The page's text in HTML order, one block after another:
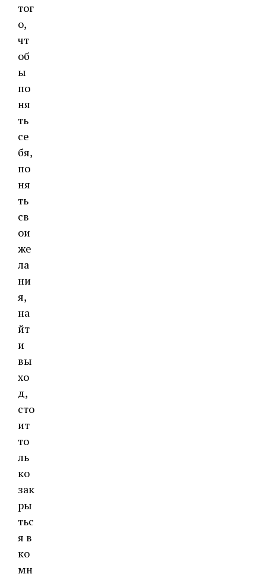
тог
о,
чт
об
ы
по
ня
ть
се
бя,
по
ня
ть
св
ои
же
ла
ни
я,
на
йт
и
вы
хо
д,
сто
ит
то
ль
ко
зак
ры
тьс
я в
ко
мн